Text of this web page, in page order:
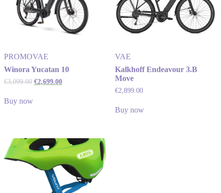
PROMOVAE
Winora Yucatan 10
€3,099.00 €2,699.00
Buy now
VAE
Kalkhoff Endeavour 3.B
Move
€2,899.00
Buy now